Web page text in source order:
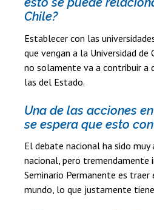
Chile?
Establecer con las
que vengan a la Universidad
no solamente va a contribuir a
las del Estado.
Una de las acciones
se espera que esto
El debate nacional ha sido
nacional, pero
Seminario Permanente es
mundo, lo que justamente